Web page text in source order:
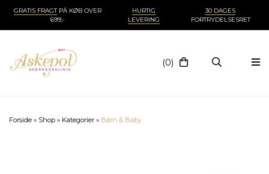
GRATIS FRAGTPÅ KØB OVER
699,-
HURTIG
LEVERING
30 DAGES
FORTRYDELSESRET
(0)
Forside » Shop » Kategorier » Børn & Baby